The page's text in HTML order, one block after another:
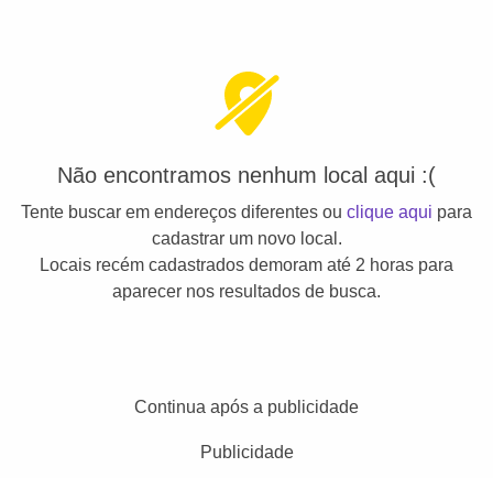
Não encontramos nenhum local aqui :(
Tente buscar em endereços diferentes ou clique aqui para
cadastrar um novo local.
Locais recém cadastrados demoram até 2 horas para
aparecer nos resultados de busca.
Continua após a publicidade
Publicidade